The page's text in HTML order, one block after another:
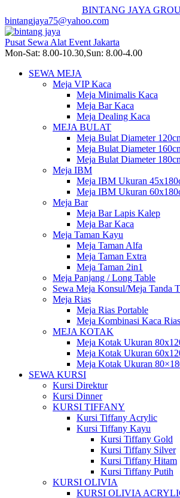
BINTANG JAYA
bintangjaya75@yahoo.com
Pusat Sewa Alat Event Jakarta
Mon-Sat: 8.00-10.30,Sun: 8.00-4.00
SEWA MEJA
Meja VIP Kaca
Meja Minimalis Kaca
Meja Bar Kaca
Meja Dealing Kaca
MEJA BULAT
Meja Bulat Diameter
Meja Bulat Diameter
Meja Bulat Diameter
Meja IBM
Meja IBM Ukuran
Meja IBM Ukuran
Meja Bar
Meja Bar Lapis Kalep
Meja Bar Kaca
Meja Taman Kayu
Meja Taman Alfa
Meja Taman Extra
Meja Taman 2in1
Meja Panjang / Long Table
Sewa Meja Konsul/Meja Tanda
Meja Rias
Meja Rias Portable
Meja Kombinasi Kaca Rias
MEJA KOTAK
Meja Kotak Ukuran
Meja Kotak Ukuran
Meja Kotak Ukuran
SEWA KURSI
Kursi Direktur
Kursi Dinner
KURSI TIFFANY
Kursi Tiffany Acrylic
Kursi Tiffany Kayu
Kursi Tiffany Gold
Kursi Tiffany Silver
Kursi Tiffany Hitam
Kursi Tiffany Putih
KURSI OLIVIA
KURSI OLIVIA